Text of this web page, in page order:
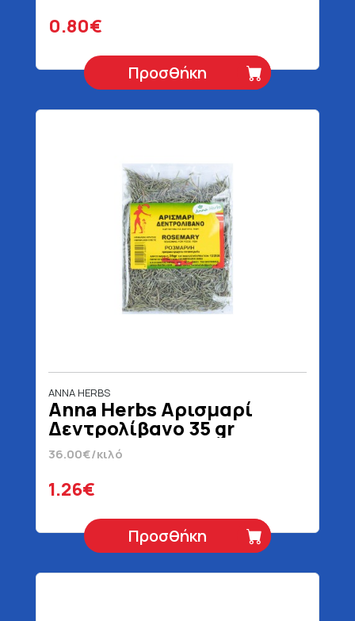
0.80€
Προσθήκη
ANNA HERBS
Anna Herbs Αρισμαρί
Δεντρολίβανο 35 gr
36.00€/κιλό
1.26€
Προσθήκη